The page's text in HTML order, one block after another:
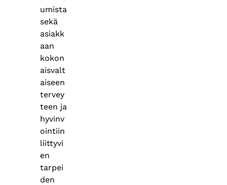
umista
sekä
asiakk
aan
kokon
aisvalt
aiseen
tervey
teen ja
hyvinv
ointiin
liittyvi
en
tarpei
den